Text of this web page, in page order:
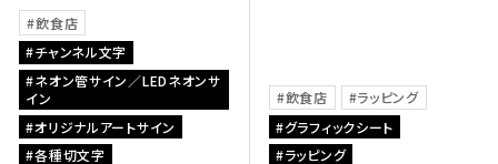
飲食店
チャンネル文字
ネオン管サイン／LEDネオンサ
イン
オリジナルアートサイン
各種切文字
飲食店
ラッピング
グラフィックシート
ラッピング